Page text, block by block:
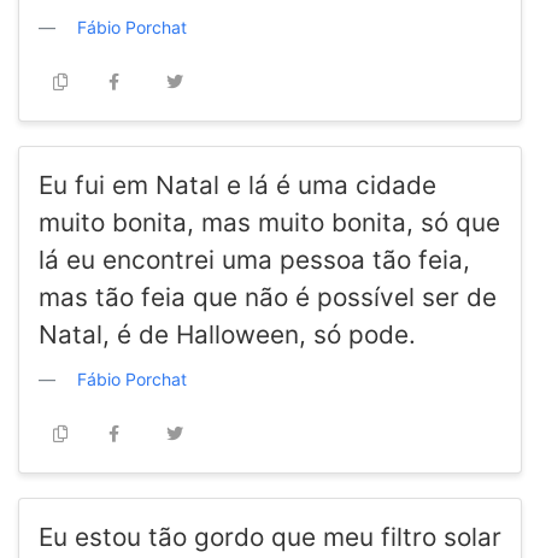
Fábio Porchat
Eu fui em Natal e lá é uma cidade
muito bonita, mas muito bonita, só que
lá eu encontrei uma pessoa tão feia,
mas tão feia que não é possível ser de
Natal, é de Halloween, só pode.
Fábio Porchat
Eu estou tão gordo que meu filtro solar